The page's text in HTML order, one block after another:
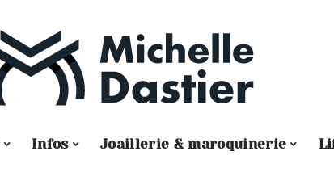
Infos Joaillerie & maroquinerie